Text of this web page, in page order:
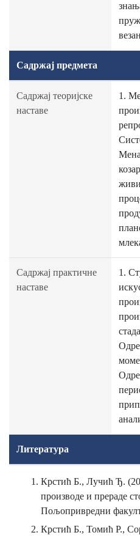
Садржај предмета
Садржај теоријске
наставе
1.
Садржај практичне
наставе
1.
Литература
Крстић Б., Лучић Ђ.
производе и прераде
Пољопривредни
Крстић Б., Томић Р.,